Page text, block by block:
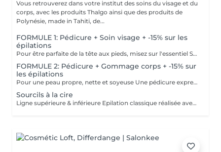
Vous retrouverez dans votre institut des soins du visage et du
corps, avec les produits Thalgo ainsi que des produits de
Polynésie, made in Tahiti, de...
FORMULE 1: Pédicure + Soin visage + -15% sur les
épilations
Pour être parfaite de la tête aux pieds, misez sur l'essentiel Soin du visage Bora Bora ( gommage et massage à l'huile de coco) Une pédicure express au choix rape ou trempage + Coupe et limage des ongles -15 % Sur toutes vos épilations ( à rajouter à votre RDV) Pour plus de précision, n'hésitez pas whatsapp, SMS ou appel au 661 555 858
FORMULE 2: Pédicure + Gommage corps + -15% sur
les épilations
Pour une peau propre, nette et soyeuse Une pédicure express au choix rape ou trempage + Coupe et limage des ongles Un gommage du corps (Monoï ou coco) parfait pour préparer la peau au bronzage -15 % Sur toutes vos épilations ( à rajouter à votre RDV) Pour plus de précision, n'hésitez pas whatsapp, SMS ou appel au 661 555 858
Sourcils à la cire
Ligne supérieure & inférieure Epilation classique réalisée avec une cire professionnelle.